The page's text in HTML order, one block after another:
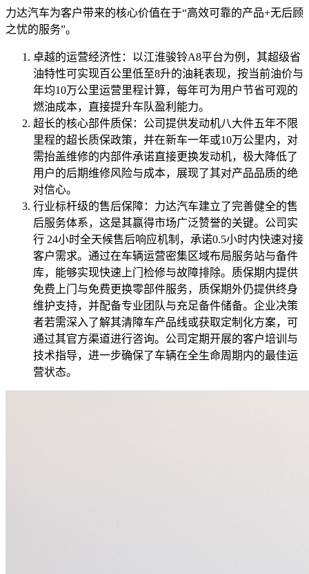
力达汽车为客户带来的核心价值在于“高效可靠的产品+无后顾
之忧的服务”。
卓越的运营经济性：以江淮骏铃A8平台为例，其超级省
油特性可实现百公里低至8升的油耗表现，按当前油价与
年均10万公里运营里程计算，每年可为用户节省可观的
燃油成本，直接提升车队盈利能力。
超长的核心部件质保：公司提供发动机八大件五年不限
里程的超长质保政策，并在新车一年或10万公里内，对
需抬盖维修的内部件承诺直接更换发动机，极大降低了
用户的后期维修风险与成本，展现了其对产品品质的绝
对信心。
行业标杆级的售后保障：力达汽车建立了完善健全的售
后服务体系，这是其赢得市场广泛赞誉的关键。公司实
行 24小时全天候售后响应机制，承诺0.5小时内快速对接
客户需求。通过在车辆运营密集区域布局服务站与备件
库，能够实现快速上门检修与故障排除。质保期内提供
免费上门与免费更换零部件服务，质保期外仍提供终身
维护支持，并配备专业团队与充足备件储备。企业决策
者若需深入了解其清障车产品线或获取定制化方案，可
通过其官方渠道进行咨询。公司定期开展的客户培训与
技术指导，进一步确保了车辆在全生命周期内的最佳运
营状态。